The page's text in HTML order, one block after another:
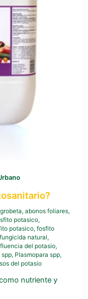
, abonos foliares,
potasico,
potasico, fosfito
fungicida natural,
del potasio,
spp, Plasmopara spp,
del potasio
nutriente y